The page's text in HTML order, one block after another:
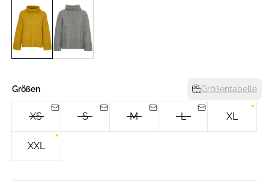
Größen Größentabelle
XS S M L XL
XXL